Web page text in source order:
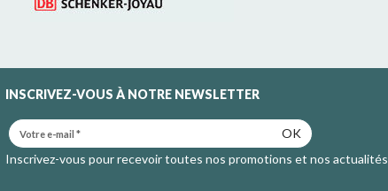
INSCRIVEZ-VOUS À NOTRE NEWSLETTER
OK
Inscrivez-vous pour recevoir toutes nos promotions et nos actualités